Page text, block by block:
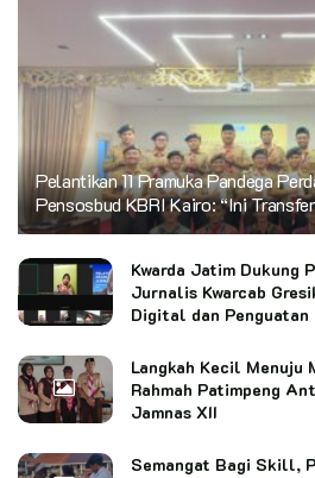
Pelantikan 11 Pramuka Pandega
Pensosbud KBRI Kairo: “Ini
Kwarda Jatim Dukung
Jurnalis Kwarcab
Digital dan Penguatan
Langkah Kecil Menuju
Rahmah Patimpeng
Jamnas XII
Semangat Bagi Skill,